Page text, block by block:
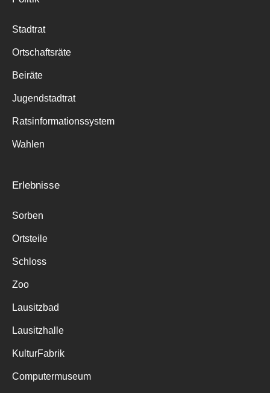
Stadtrat
Ortschaftsräte
Beiräte
Jugendstadtrat
Ratsinformationssystem
Wahlen
Erlebnisse
Sorben
Ortsteile
Schloss
Zoo
Lausitzbad
Lausitzhalle
KulturFabrik
Computermuseum